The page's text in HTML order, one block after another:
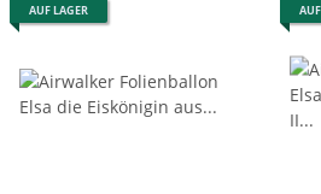
AUF LAGER